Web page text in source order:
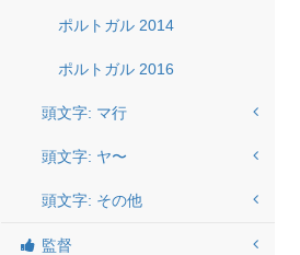
ポルトガル 2014
ポルトガル 2016
頭文字: マ行
頭文字: ヤ〜
頭文字: その他
監督